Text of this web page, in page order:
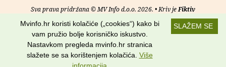
Sva prava pridržana © MV Info d.o.o. 2026. • Kriv jeFiktiv
Uvjeti korištenja RSS kanali
Potraži nas na:
SLAŽEM SE
Mvinfo.hr koristi kolačiće („cookies“) kako bi
vam pružio bolje korisničko iskustvo.
Nastavkom pregleda mvinfo.hr stranica
slažete se sa korištenjem kolačića. Više